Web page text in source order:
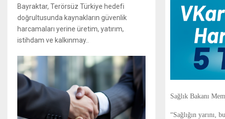
Sağlık Bakanı
“Sağlığın yarını,
Bayraktar, Terörsüz Türkiye hedefi
doğrultusunda kaynakların güvenlik
harcamaları yerine üretim, yatırım,
istihdam ve kalkınmay..